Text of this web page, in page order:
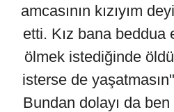
amcasının kızıyım
etti. Kız bana beddua
ölmek istediğinde
isterse de
Bundan dolayı da